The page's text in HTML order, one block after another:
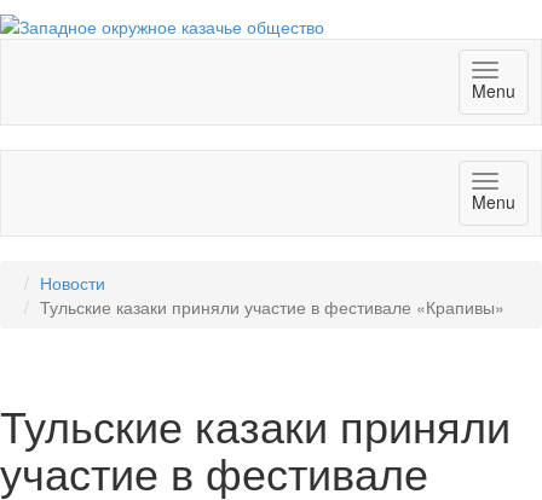
Menu
Menu
Новости
Тульские казаки приняли участие в фестивале «Крапивы»
Тульские казаки приняли
участие в фестивале